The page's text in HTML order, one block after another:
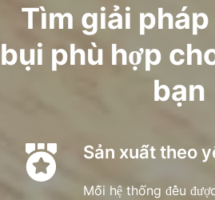
Tìm giải
bụi phù hợp
bạn
Sản xuất theo
Mỗi hệ thống đều